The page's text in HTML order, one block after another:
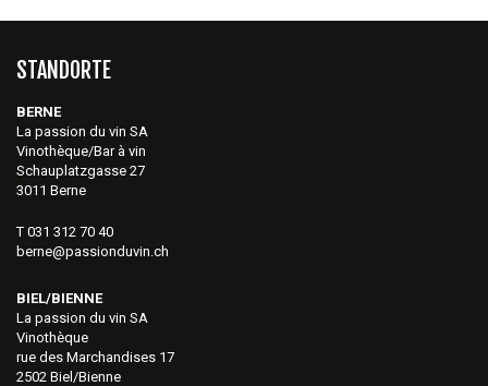
STANDORTE
BERNE
La passion du vin SA
Vinothèque/Bar à vin
Schauplatzgasse 27
3011 Berne
T 031 312 70 40
berne@passionduvin.ch
BIEL/BIENNE
La passion du vin SA
Vinothèque
rue des Marchandises 17
2502 Biel/Bienne